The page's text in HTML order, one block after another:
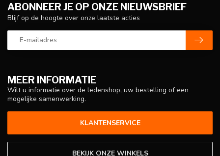
MEER INFORMATIE
Wilt u informatie over de ledenshop, uw bestelling of een
mogelijke samenwerking.
KLANTENSERVICE
BEKIJK ONZE WINKELS
ABONNEER JE OP ONZE NIEUWSBRIEF
Blijf op de hoogte over onze laatste acties